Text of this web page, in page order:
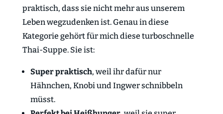
praktisch, dass sie nicht mehr aus unserem
Leben wegzudenken ist. Genau in diese
Kategorie gehört für mich diese turboschnelle
Thai-Suppe. Sie ist:
Super praktisch, weil ihr dafür nur
Hähnchen, Knobi und Ingwer schnibbeln
müsst.